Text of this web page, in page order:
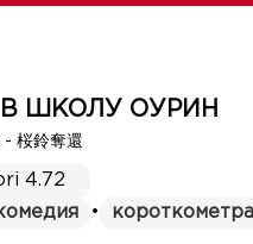
ШКОЛУ ОУРИН
桜鈴奪還
4.72
•